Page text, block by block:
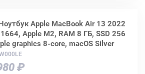
Apple MacBook Air 13 2022
Apple M2, RAM 8 ГБ, SSD 256
graphics 8-core, macOS Silver
₽